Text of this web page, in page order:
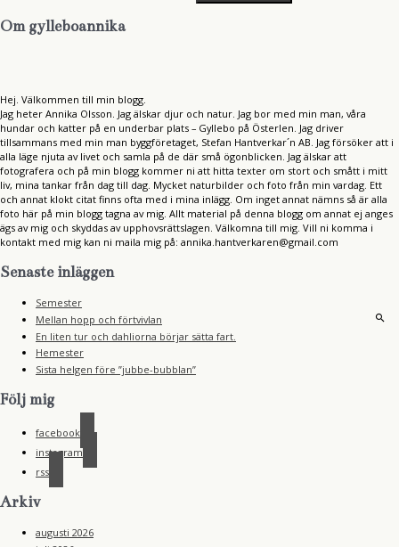
Om gylleboannika
Hej. Välkommen till min blogg.
Jag heter Annika Olsson. Jag älskar djur och natur. Jag bor med min man, våra
hundar och katter på en underbar plats – Gyllebo på Österlen. Jag driver
tillsammans med min man byggföretaget, Stefan Hantverkar´n AB. Jag försöker att i
alla läge njuta av livet och samla på de där små ögonblicken. Jag älskar att
fotografera och på min blogg kommer ni att hitta texter om stort och smått i mitt
liv, mina tankar från dag till dag. Mycket naturbilder och foto från min vardag. Ett
och annat klokt citat finns ofta med i mina inlägg. Om inget annat nämns så är alla
foto här på min blogg tagna av mig. Allt material på denna blogg om annat ej anges
ägs av mig och skyddas av upphovsrättslagen. Välkomna till mig. Vill ni komma i
kontakt med mig kan ni maila mig på: annika.hantverkaren@gmail.com
Senaste inläggen
Semester
Mellan hopp och förtvivlan
En liten tur och dahliorna börjar sätta fart.
Hemester
Sista helgen före ”jubbe-bubblan”
Följ mig
facebook
instagram
rss
Arkiv
augusti 2026